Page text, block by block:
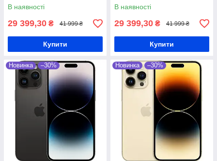
В наявності
29 399,30 ₴ 41 999 ₴
Купити
В наявності
29 399,30 ₴ 41 999 ₴
Купити
Новинка –30% Новинка –30%